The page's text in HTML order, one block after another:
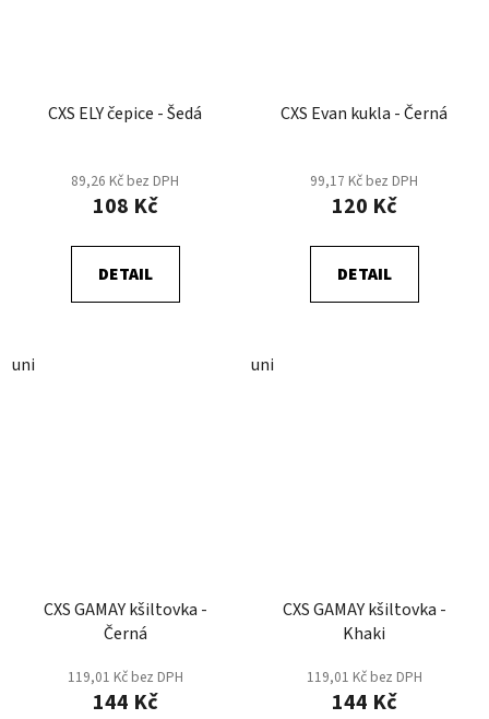
CXS ELY čepice - Šedá
89,26 Kč bez DPH
108 Kč
DETAIL
uni
CXS Evan kukla - Černá
99,17 Kč bez DPH
120 Kč
DETAIL
uni
CXS GAMAY kšiltovka -
Černá
119,01 Kč bez DPH
144 Kč
CXS GAMAY kšiltovka -
Khaki
119,01 Kč bez DPH
144 Kč